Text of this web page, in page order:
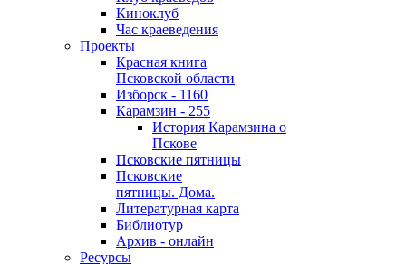
Киноклуб
Час краеведения
Проекты
Красная книга
Псковской области
Изборск - 1160
Карамзин - 255
История Карамзина о
Пскове
Псковские пятницы
Псковские
пятницы. Дома.
Литературная карта
Библиотур
Архив - онлайн
Ресурсы